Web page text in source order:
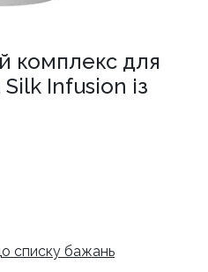
комплекс для
Infusion із
списку бажань